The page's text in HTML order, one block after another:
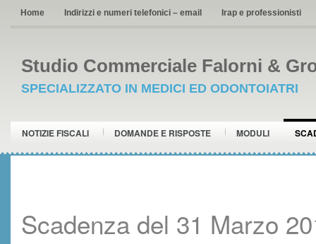
Home Indirizzi e numeri telefonici – email Irap e professionisti
Studio Commerciale Falorni &
SPECIALIZZATO IN MEDICI ED ODONTOIATRI
NOTIZIE FISCALI DOMANDE E RISPOSTE MODULI
Scadenza del 31 Marzo